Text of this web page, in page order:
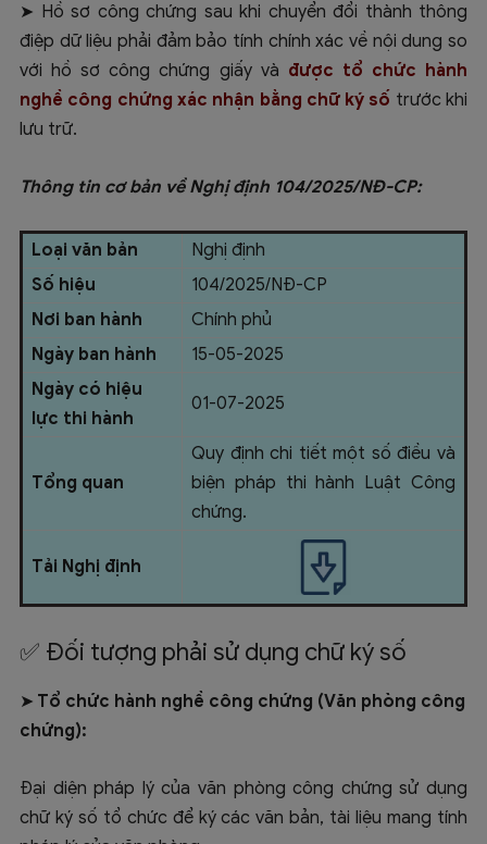
➤ Hồ sơ công chứng sau khi chuyển đổi thành thông
điệp dữ liệu phải đảm bảo tính chính xác về nội dung so
với hồ sơ công chứng giấy và được tổ chức hành
nghề công chứng xác nhận bằng chữ ký số trước khi
lưu trữ.
Thông tin cơ bản về Nghị định 104/2025/NĐ-CP:
Loại văn bản
Nghị định
Số hiệu
104/2025/NĐ-CP
Nơi ban hành
Chính phủ
Ngày ban hành
15-05-2025
Ngày có hiệu
lực thi hành
01-07-2025
Tổng quan
Quy định chi tiết một số điều và
biện pháp thi hành Luật Công
chứng.
Tải Nghị định
✅ Đối tượng phải sử dụng chữ ký số
➤ Tổ chức hành nghề công chứng (Văn phòng công
chứng):
Đại diện pháp lý của văn phòng công chứng sử dụng
chữ ký số tổ chức để ký các văn bản, tài liệu mang tính